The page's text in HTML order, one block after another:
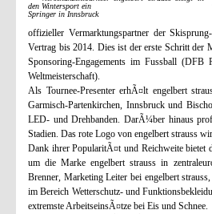
Springer in Innsbruck
offizieller Vermarktungspartner der
Vertrag bis 2014. Dies ist der erste Schritt der
Sponsoring-Engagements im Fussball
Weltmeisterschaft).
Als Tournee-Presenter erhÃ¤lt engelbert
Garmisch-Partenkirchen, Innsbruck und
LED- und Drehbanden. DarÃ¼ber hinaus
Stadien. Das rote Logo von engelbert strauss
Dank ihrer PopularitÃ¤t und Reichweite bietet
um die Marke engelbert strauss in
Brenner, Marketing Leiter bei engelbert
im Bereich Wetterschutz- und
extremste ArbeitseinsÃ¤tze bei Eis und Schnee.